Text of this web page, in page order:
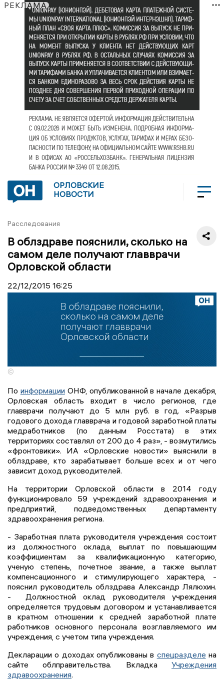
РЕКЛАМА
ОРЛОВСКИЕ
НОВОСТИ
Расследования
В облздраве пояснили, сколько на
самом деле получают главврачи
Орловской области
22/12/2015 16:25
©
По информацииОНФ, опубликованной в начале декабря,
Орловская область входит в число регионов, где
главврачи получают до 5 млн руб. в год. «Разрыв
годового дохода главврача и годовой заработной платы
медработников (по данным Росстата) в этих
территориях составлял от 200 до 4 раз», - возмутились
«фронтовики». ИА «Орловские новости» выяснили в
облздраве, кто зарабатывает больше всех и от чего
зависит доход руководителей.
На территории Орловской области в 2014 году
функционировало 59 учреждений здравоохранения и
предприятий, подведомственных департаменту
здравоохранения региона.
- Заработная плата руководителя учреждения состоит
из должностного оклада, выплат по повышающим
коэффициентам за квалификационную категорию,
ученую степень, почетное звание, а также выплат
компенсационного и стимулирующего характера, -
пояснил руководитель облздрава Александр Лялюхин.
- Должностной оклад руководителя учреждения
определяется трудовым договором и устанавливается
в кратном отношении к средней заработной плате
работников основного персонала возглавляемого им
учреждения, с учетом типа учреждения.
Декларации о доходах опубликованы в спецразделе на
сайте облправительства. Вкладка Учреждения
здравоохранения.